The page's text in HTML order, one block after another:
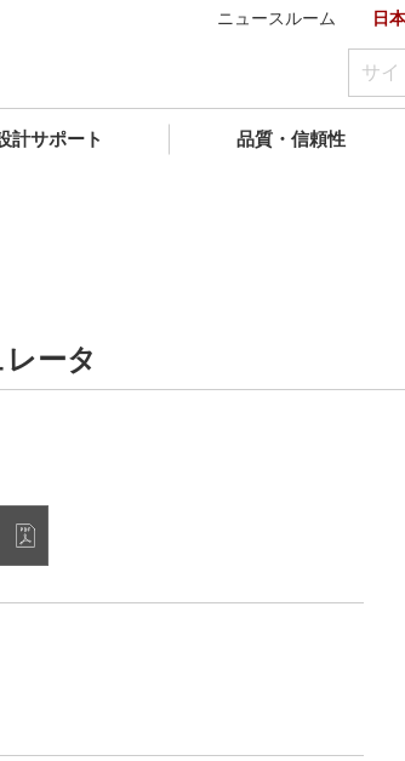
ニュースルーム 日
計サポート 品質・信頼性
ータ